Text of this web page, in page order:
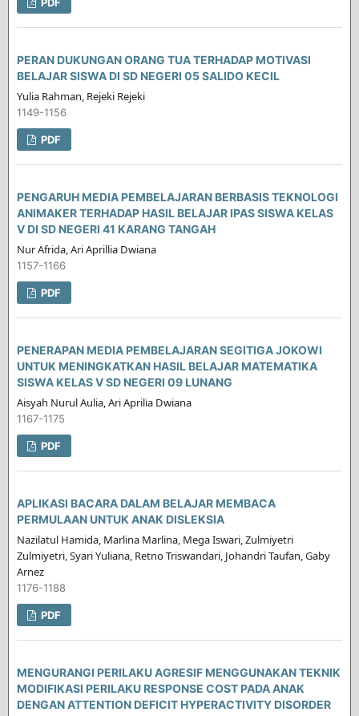
PERAN DUKUNGAN ORANG TUA TERHADAP MOTIVASI
BELAJAR SISWA DI SD NEGERI 05 SALIDO KECIL
Yulia Rahman, Rejeki Rejeki
1149-1156
PDF
PENGARUH MEDIA PEMBELAJARAN BERBASIS TEKNOLOGI
ANIMAKER TERHADAP HASIL BELAJAR IPAS SISWA KELAS
V DI SD NEGERI 41 KARANG TANGAH
Nur Afrida, Ari Aprillia Dwiana
1157-1166
PDF
PENERAPAN MEDIA PEMBELAJARAN SEGITIGA JOKOWI
UNTUK MENINGKATKAN HASIL BELAJAR MATEMATIKA
SISWA KELAS V SD NEGERI 09 LUNANG
Aisyah Nurul Aulia, Ari Aprilia Dwiana
1167-1175
PDF
APLIKASI BACARA DALAM BELAJAR MEMBACA
PERMULAAN UNTUK ANAK DISLEKSIA
Nazilatul Hamida, Marlina Marlina, Mega Iswari, Zulmiyetri
Zulmiyetri, Syari Yuliana, Retno Triswandari, Johandri Taufan, Gaby
Arnez
1176-1188
PDF
MENGURANGI PERILAKU AGRESIF MENGGUNAKAN TEKNIK
MODIFIKASI PERILAKU RESPONSE COST PADA ANAK
DENGAN ATTENTION DEFICIT HYPERACTIVITY DISORDER